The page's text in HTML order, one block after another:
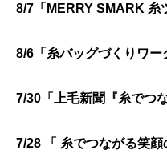
8/7「MERRY SMARK 糸
8/6「糸バッグづくりワー
7/30「上毛新聞『糸でつ
7/28 「 糸でつながる笑